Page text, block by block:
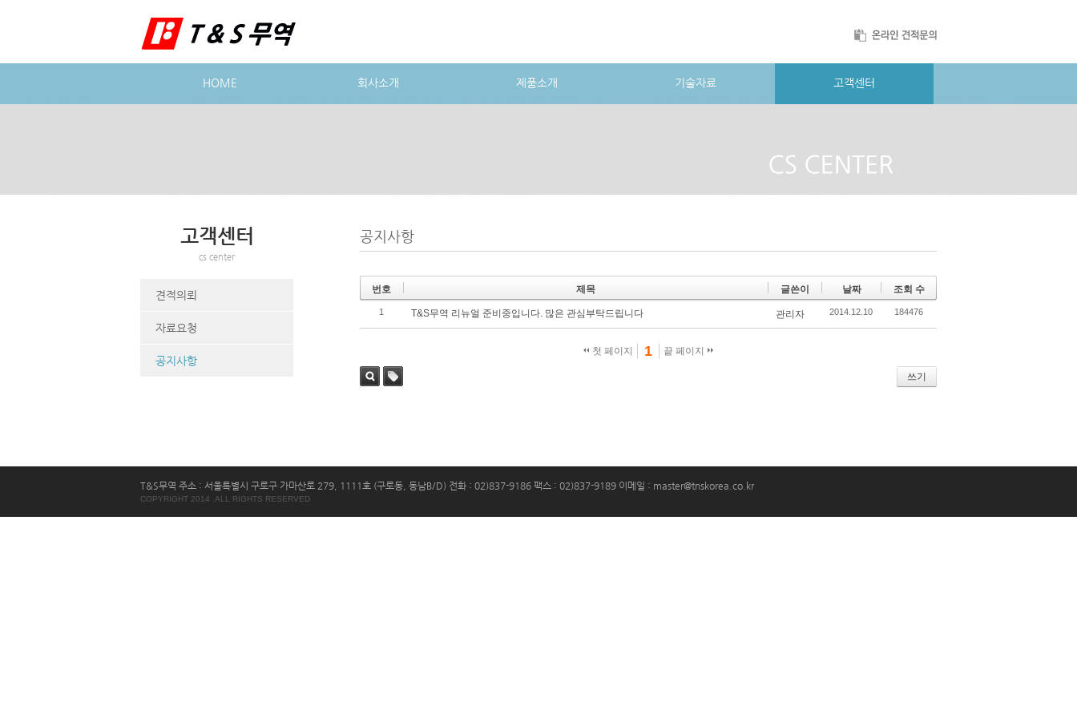
HOME 회사소개 제품소개 기술자료 고객센터
고객센터
cs center
견적의뢰
자료요청
공지사항
공지사항
번호 제목 글쓴이 날짜 조회 수
1 T&S무역 리뉴얼 준비중입니다. 많은 관심부탁드립니다 관리자 2014.12.10 184476
첫 페이지 1 끝 페이지
쓰기
T&S무역 주소 : 서울특별시 구로구 가마산로 279, 1111호 (구로동, 동남B/D) 전화 : 02)837-9186 팩스 : 02)837-9189 이메일 : master@tnskorea.co.kr
COPYRIGHT 2014 .ALL RIGHTS RESERVED